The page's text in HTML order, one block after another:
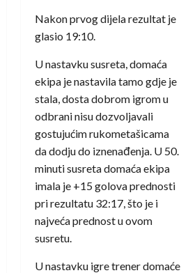
Nakon prvog dijela rezultat je
glasio 19:10.
U nastavku susreta, domaća
ekipa je nastavila tamo gdje je
stala, dosta dobrom igrom u
odbrani nisu dozvoljavali
gostujućim rukometašicama
da dodju do iznenađenja. U 50.
minuti susreta domaća ekipa
imala je +15 golova prednosti
pri rezultatu 32:17, što je i
najveća prednost u ovom
susretu.
U nastavku igre trener domaće